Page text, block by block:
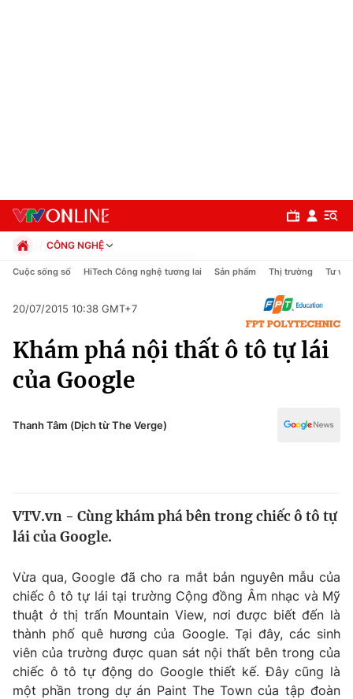
Chính trị
Thế giới
Tin tức
Thế giới đó đây
Câu chuyện quốc tế
Kinh tế
Tài chính
Thị trường
Góc doanh nghiệp
Dữ liệu và đời sống
Truyền hình
CÔNG NGHỆ
Chính trị
Pháp luật
Thể thao
Truyền hình
Văn hóa - Giải trí
Đời sống
Cuộc sống số HiTech Công nghệ tương lai Sản phẩm Thị trường Tư vấn
20/07/2015 10:38 GMT+7
Khám phá nội thất ô tô tự lái
của Google
Thanh Tâm (Dịch từ The Verge)
VTV.vn - Cùng khám phá bên trong chiếc ô tô tự
lái của Google.
Vừa qua, Google đã cho ra mắt bản nguyên mẫu của
chiếc ô tô tự lái tại trường Cộng đồng Âm nhạc và Mỹ
thuật ở thị trấn Mountain View, nơi được biết đến là
thành phố quê hương của Google. Tại đây, các sinh
viên của trường được quan sát nội thất bên trong của
chiếc ô tô tự động do Google thiết kế. Đây cũng là
một phần trong dự án Paint The Town của tập đoàn